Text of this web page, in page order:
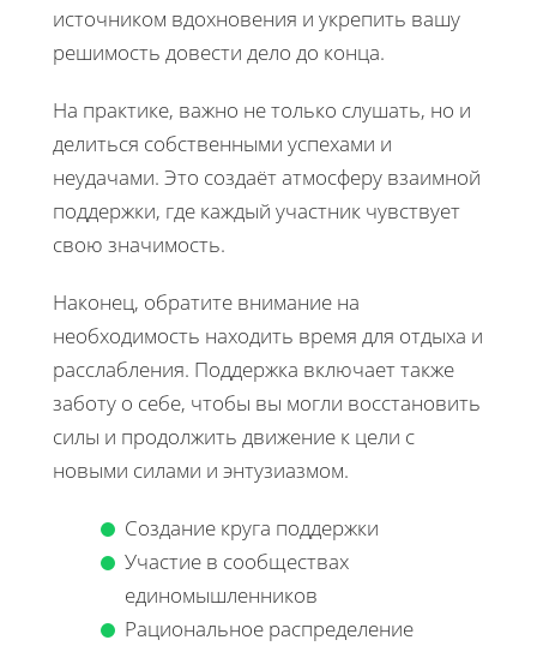
источником вдохновения и укрепить вашу
решимость довести дело до конца.
На практике, важно не только слушать, но и
делиться собственными успехами и
неудачами. Это создаёт атмосферу взаимной
поддержки, где каждый участник чувствует
свою значимость.
Наконец, обратите внимание на
необходимость находить время для отдыха и
расслабления. Поддержка включает также
заботу о себе, чтобы вы могли восстановить
силы и продолжить движение к цели с
новыми силами и энтузиазмом.
Создание круга поддержки
Участие в сообществах
единомышленников
Рациональное распределение